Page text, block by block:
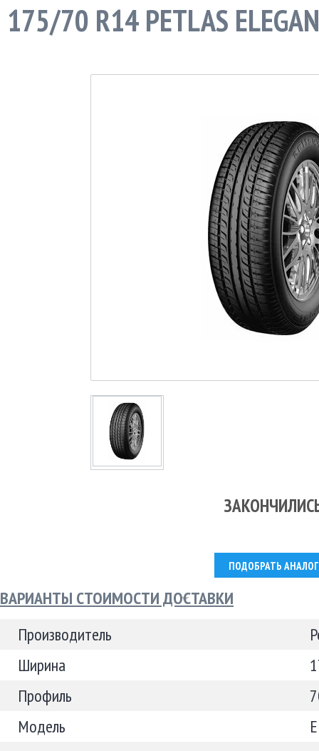
175/70 R14 PETLAS
ПОДОБРАТЬ АНАЛОГ
ВАРИАНТЫ СТОИМОСТИ ДОСТАВКИ
Производитель
Ширина
Профиль
Модель